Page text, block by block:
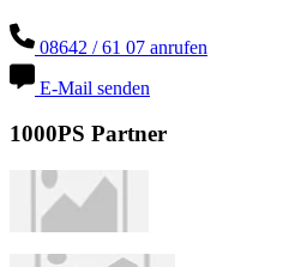
08642 / 61 07 anrufen
E-Mail senden
1000PS Partner